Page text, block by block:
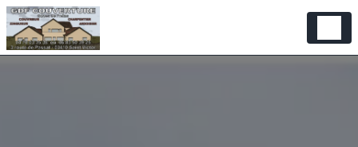
Panneau de gestion des cookies